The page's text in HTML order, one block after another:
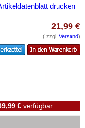
drucken
21,99 €
( zzgl. Versand)
€ verfügbar: